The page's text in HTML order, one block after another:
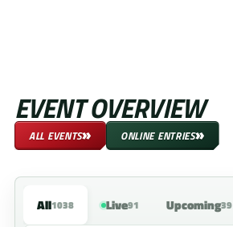
EVENT OVERVIEW
ALL EVENTS» ONLINE ENTRIES»
All1038 Live91 Upcoming39